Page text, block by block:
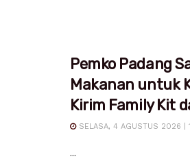
Pemko Padang
Makanan untuk
Kirim Family Kit
SELASA, 4 AGUSTUS 2026 |
...